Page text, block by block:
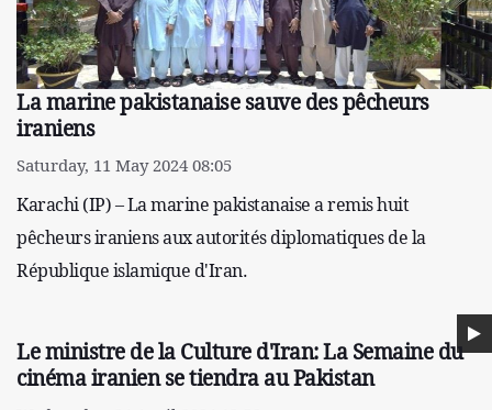
La marine pakistanaise sauve des pêcheurs
iraniens
Saturday, 11 May 2024 08:05
Karachi (IP) – La marine pakistanaise a remis huit
pêcheurs iraniens aux autorités diplomatiques de la
République islamique d'Iran.
Le ministre de la Culture d'Iran: La Semaine du
cinéma iranien se tiendra au Pakistan